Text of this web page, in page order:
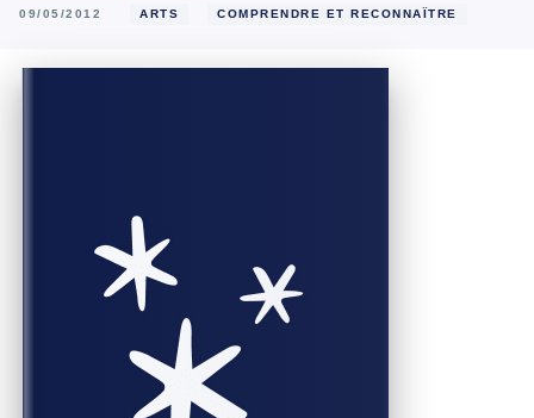
09/05/2012 ARTS COMPRENDRE ET RECONNAÎTRE